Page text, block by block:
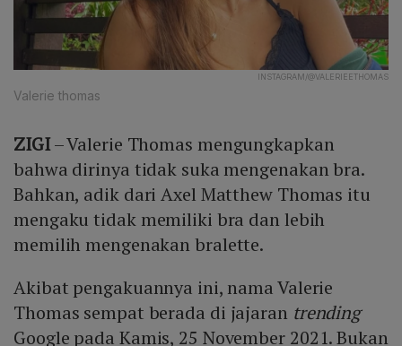
INSTAGRAM/@VALERIEETHOMAS
Valerie thomas
ZIGI– Valerie Thomas mengungkapkan
bahwa dirinya tidak suka mengenakan bra.
Bahkan, adik dari Axel Matthew Thomas itu
mengaku tidak memiliki bra dan lebih
memilih mengenakan bralette.
Akibat pengakuannya ini, nama Valerie
Thomas sempat berada di jajaran trending
Google pada Kamis, 25 November 2021. Bukan